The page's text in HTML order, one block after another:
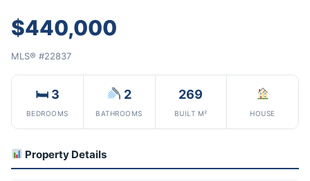
$440,000
MLS® #22837
🛏 3
BEDROOMS
2
BATHROOMS
269
BUILT M² HOUSE
Property Details